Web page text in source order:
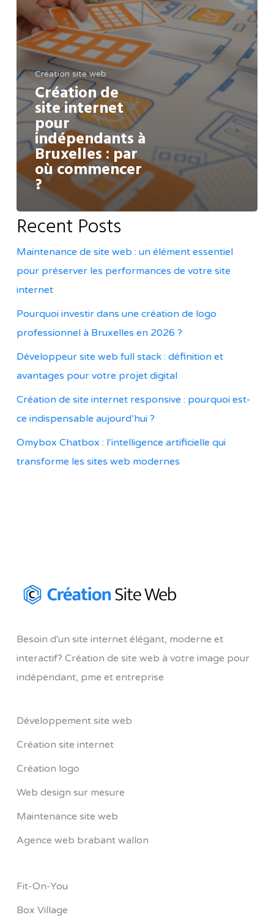
Création site web
Création de
site internet
pour
indépendants à
Bruxelles : par
où commencer
?
Recent Posts
Maintenance de site web : un élément essentiel
pour préserver les performances de votre site
internet
Pourquoi investir dans une création de logo
professionnel à Bruxelles en 2026 ?
Développeur site web full stack : définition et
avantages pour votre projet digital
Création de site internet responsive : pourquoi est-
ce indispensable aujourd’hui ?
Omybox Chatbox : l’intelligence artificielle qui
transforme les sites web modernes
Besoin d'un site internet élégant, moderne et
interactif? Création de site web à votre image pour
indépendant, pme et entreprise
Développement site web
Création site internet
Création logo
Web design sur mesure
Maintenance site web
Agence web brabant wallon
Fit-On-You
Box Village